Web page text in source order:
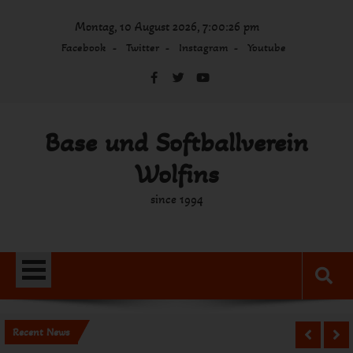
Montag, 10 August 2026, 7:00:26 pm
Facebook Twitter Instagram Youtube
Base und Softballverein
Wolfins
since 1994
Recent News